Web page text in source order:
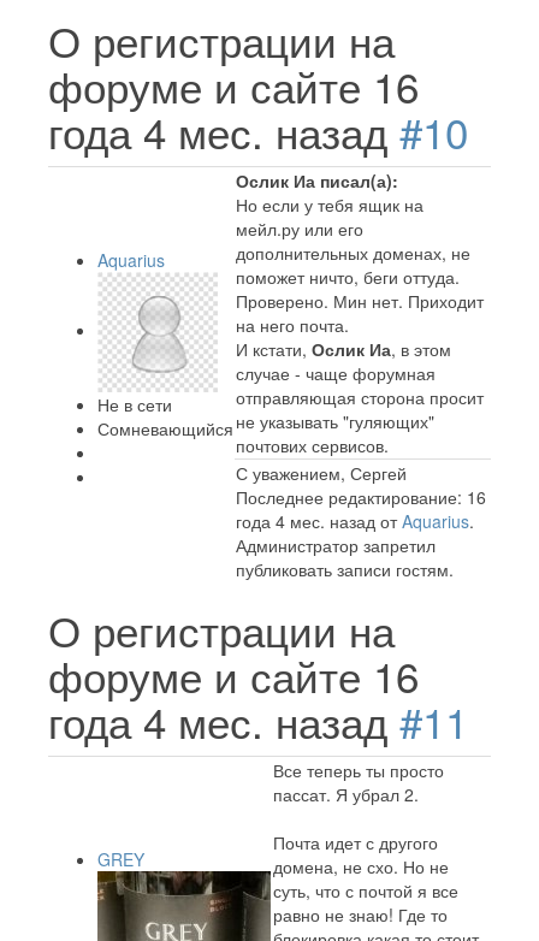
О регистрации на
форуме и сайте 16
года 4 мес. назад #10
Aquarius
Не в сети
Сомневающийся
Ослик Иа писал(а):
Но если у тебя ящик на
мейл.ру или его
дополнительных доменах, не
поможет ничто, беги оттуда.
Проверено. Мин нет. Приходит
на него почта.
И кстати, Ослик Иа, в этом
случае - чаще форумная
отправляющая сторона просит
не указывать "гуляющих"
почтових сервисов.
С уважением, Сергей
Последнее редактирование: 16
года 4 мес. назад отAquarius.
Администратор запретил
публиковать записи гостям.
О регистрации на
форуме и сайте 16
года 4 мес. назад #11
GREY
Все теперь ты просто
пассат. Я убрал 2.
Почта идет с другого
домена, не схо. Но не
суть, что с почтой я все
равно не знаю! Где то